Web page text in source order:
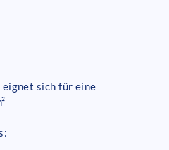
sich für eine